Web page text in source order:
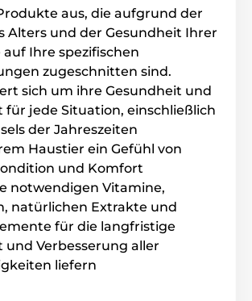
können ohne vorherige
ist in Kategorien eingeteilt
Pflege Für Hunde
aus, die aufgrund der
Alters und der Gesundheit Ihrer
auf Ihre spezifischen
zugeschnitten sind.
sich um ihre Gesundheit und
für jede Situation, einschließlich
der Jahreszeiten
Haustier ein Gefühl von
und Komfort
notwendigen Vitamine,
natürlichen Extrakte und
für die langfristige
und Verbesserung aller
liefern